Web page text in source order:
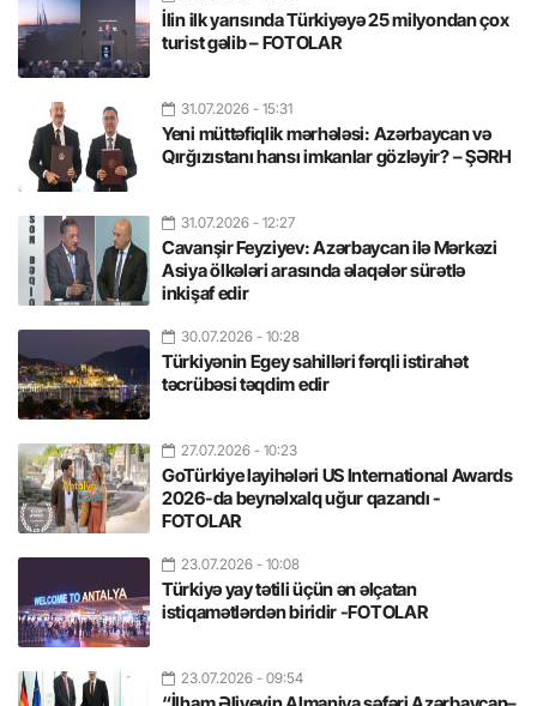
İlin ilk yarısında Türkiyəyə 25 milyondan çox
turist gəlib – FOTOLAR
31.07.2026 - 15:31
Yeni müttəfiqlik mərhələsi: Azərbaycan və
Qırğızıstanı hansı imkanlar gözləyir? – ŞƏRH
31.07.2026 - 12:27
Cavanşir Feyziyev: Azərbaycan ilə Mərkəzi
Asiya ölkələri arasında əlaqələr sürətlə
inkişaf edir
30.07.2026 - 10:28
Türkiyənin Egey sahilləri fərqli istirahət
təcrübəsi təqdim edir
27.07.2026 - 10:23
GoTürkiye layihələri US International Awards
2026-da beynəlxalq uğur qazandı -
FOTOLAR
23.07.2026 - 10:08
Türkiyə yay tətili üçün ən əlçatan
istiqamətlərdən biridir -FOTOLAR
23.07.2026 - 09:54